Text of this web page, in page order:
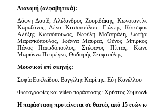
Διανομή (αλφαβητικά):
Δάφνη Δαυίδ, Αλέξανδρος Ζουριδάκης,
Καραθάνος, Λένα Κιτσοπούλου, Γιάννης
Αλέξης Κωτσόπουλος, Νεφέλη Μαϊστράλη,
Μαραγκόπουλος, Ιωάννα Μαυρέα, Θάνος
Πάνος Παπαδόπουλος, Στέφανος Πίττας,
Μαριάννα Πουρέγκα, Θοδωρής Σκυφτούλης
Μουσικοί επί σκηνής:
Σοφία Ευκλείδου, Βαγγέλης Καρίπης, Εύη Κανέλλου
Φωτογραφίες και video παράστασης: Χρήστος
Η παράσταση προτείνεται σε θεατές από 15 ετών